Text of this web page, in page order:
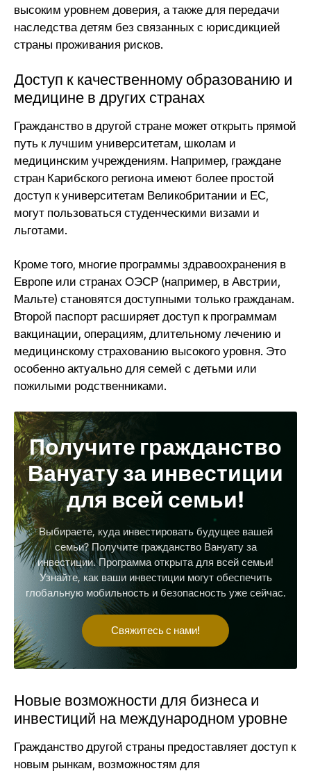
высоким уровнем доверия, а также для передачи
наследства детям без связанных с юрисдикцией
страны проживания рисков.
Доступ к качественному образованию и
медицине в других странах
Гражданство в другой стране может открыть прямой
путь к лучшим университетам, школам и
медицинским учреждениям. Например, граждане
стран Карибского региона имеют более простой
доступ к университетам Великобритании и ЕС,
могут пользоваться студенческими визами и
льготами.
Кроме того, многие программы здравоохранения в
Европе или странах ОЭСР (например, в Австрии,
Мальте) становятся доступными только гражданам.
Второй паспорт расширяет доступ к программам
вакцинации, операциям, длительному лечению и
медицинскому страхованию высокого уровня. Это
особенно актуально для семей с детьми или
пожилыми родственниками.
Получите гражданство
Вануату за инвестиции
для всей семьи!
Выбираете, куда инвестировать будущее вашей
семьи? Получите гражданство Вануату за
инвестиции. Программа открыта для всей семьи!
Узнайте, как ваши инвестиции могут обеспечить
глобальную мобильность и безопасность уже сейчас.
Свяжитесь с нами!
Новые возможности для бизнеса и
инвестиций на международном уровне
Гражданство другой страны предоставляет доступ к
новым рынкам, возможностям для